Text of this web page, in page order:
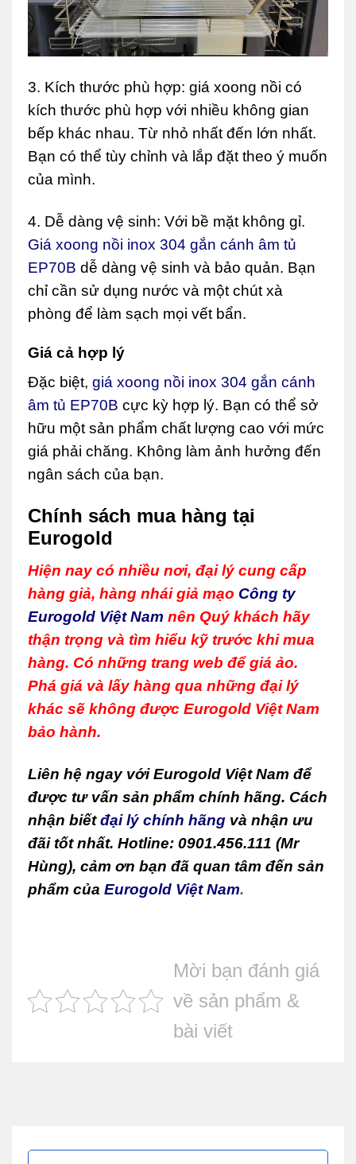
3. Kích thước phù hợp: giá xoong nồi có
kích thước phù hợp với nhiều không gian
bếp khác nhau. Từ nhỏ nhất đến lớn nhất.
Bạn có thể tùy chỉnh và lắp đặt theo ý muốn
của mình.
4. Dễ dàng vệ sinh: Với bề mặt không gỉ.
Giá xoong nồi inox 304 gắn cánh âm tủ
EP70B dễ dàng vệ sinh và bảo quản. Bạn
chỉ cần sử dụng nước và một chút xà
phòng để làm sạch mọi vết bẩn.
Giá cả hợp lý
Đặc biệt, giá xoong nồi inox 304 gắn cánh
âm tủ EP70B cực kỳ hợp lý. Bạn có thể sở
hữu một sản phẩm chất lượng cao với mức
giá phải chăng. Không làm ảnh hưởng đến
ngân sách của bạn.
Chính sách mua hàng tại
Eurogold
Hiện nay có nhiều nơi, đại lý cung cấp
hàng giả, hàng nhái giả mạo Công ty
Eurogold Việt Nam nên Quý khách hãy
thận trọng và tìm hiểu kỹ trước khi mua
hàng. Có những trang web để giá ảo.
Phá giá và lấy hàng qua những đại lý
khác sẽ không được Eurogold Việt Nam
bảo hành.
Liên hệ ngay với Eurogold Việt Nam để
được tư vấn sản phẩm chính hãng. Cách
nhận biết đại lý chính hãng và nhận ưu
đãi tốt nhất. Hotline: 0901.456.111 (Mr
Hùng), cảm ơn bạn đã quan tâm đến sản
phẩm của Eurogold Việt Nam.
Mời bạn đánh giá
về sản phẩm &
bài viết